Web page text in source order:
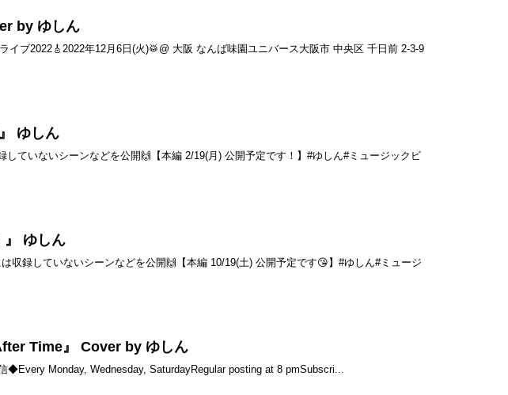
by ゆしん
ブ2022🎸2022年12月6日(火)🥁@ 大阪 なんば味園ユニバース大阪市 中央区 千日前 2-3-9
ゆしん
ていないシーンなどを公開🙌【本編 2/19(月) 公開予定です！】#ゆしん#ミュージックビ
』 ゆしん
収録していないシーンなどを公開🙌【本編 10/19(土) 公開予定です😘】#ゆしん#ミュージ
Time』 Cover by ゆしん
Monday, Wednesday, SaturdayRegular posting at 8 pmSubscri...